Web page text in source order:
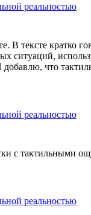
реальностью
В тексте кратко
ситуаций,
что
реальностью
с тактильными
реальностью